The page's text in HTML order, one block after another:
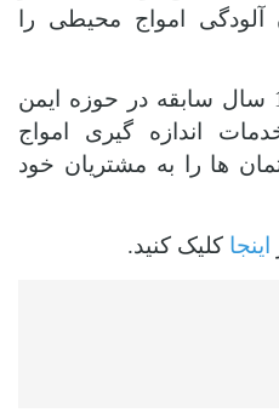
امواج محیطی را
کلینیک امواج با بیش از 10 سال سابقه در حوزه ایمن
اندازه گیری امواج
ها را به مشتریان خود
اینجا کلیک کنید.